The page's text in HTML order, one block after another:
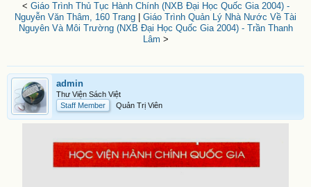
< Giáo Trình Thủ Tục Hành Chính (NXB Đại Học Quốc Gia 2004) -
Nguyễn Văn Thâm, 160 Trang
Giáo Trình Quản Lý Nhà Nước Về Tài
Nguyên Và Môi Trường (NXB Đại Học Quốc Gia 2004) - Trần Thanh
Lâm >
admin
Thư Viện Sách Việt
Staff Member
Quản Trị Viên